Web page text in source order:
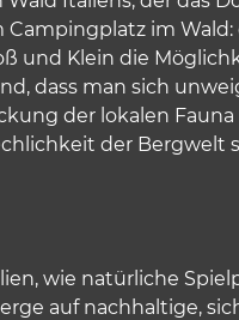
im
und Klein die
dass man sich
der lokalen
der Bergwelt
wie natürliche
auf nachhaltige,